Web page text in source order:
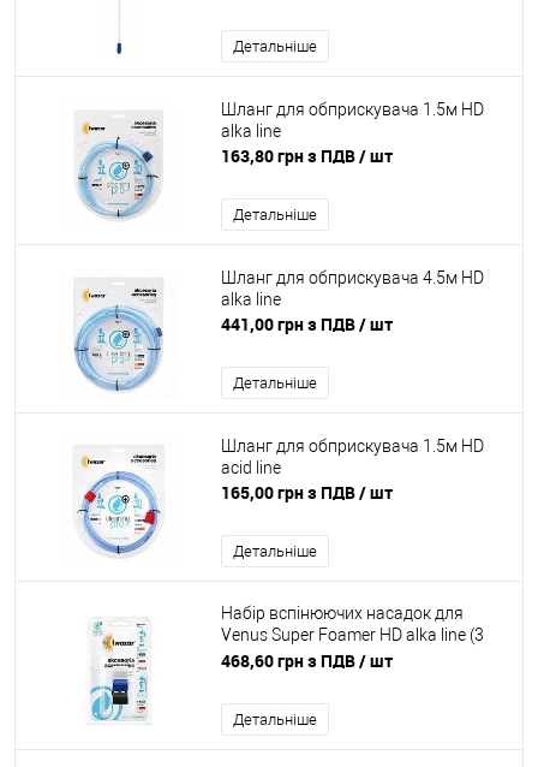
Детальніше
Шланг для обприскувача 1.5м HD
alka line
163,80 грн з ПДВ/ шт
Детальніше
Шланг для обприскувача 4.5м HD
alka line
441,00 грн з ПДВ/ шт
Детальніше
Шланг для обприскувача 1.5м HD
acid line
165,00 грн з ПДВ/ шт
Детальніше
Набір вспінюючих насадок для
Venus Super Foamer HD alka line (3
шт)
468,60 грн з ПДВ/ шт
Детальніше